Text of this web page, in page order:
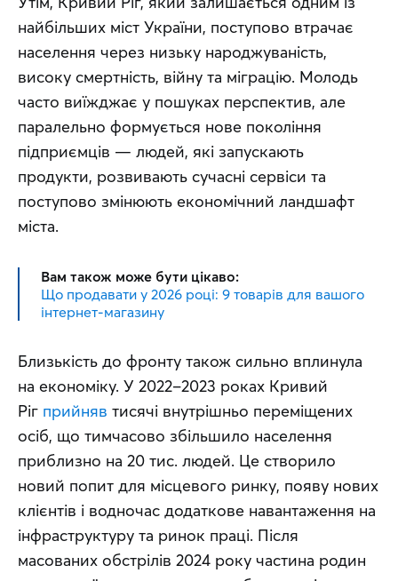
найбільших міст України, поступово втрачає
населення через низьку народжуваність,
високу смертність, війну та міграцію. Молодь
часто виїжджає у пошуках перспектив, але
паралельно формується нове покоління
підприємців — людей, які запускають
продукти, розвивають сучасні сервіси та
поступово змінюють економічний ландшафт
міста.
Вам також може бути цікаво:
Що продавати у 2026 році: 9 товарів для вашого
інтернет-магазину
Близькість до фронту також сильно вплинула
на економіку. У 2022–2023 роках Кривий
Ріг прийняв тисячі внутрішньо переміщених
осіб, що тимчасово збільшило населення
приблизно на 20 тис. людей. Це створило
новий попит для місцевого ринку, появу нових
клієнтів і водночас додаткове навантаження на
інфраструктуру та ринок праці. Після
масованих обстрілів 2024 року частина родин